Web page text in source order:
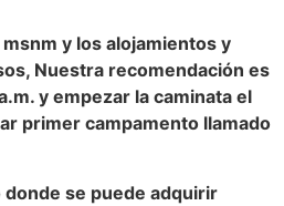
y los alojamientos y
Nuestra recomendación es
y empezar la caminata el
primer campamento llamado
se puede adquirir